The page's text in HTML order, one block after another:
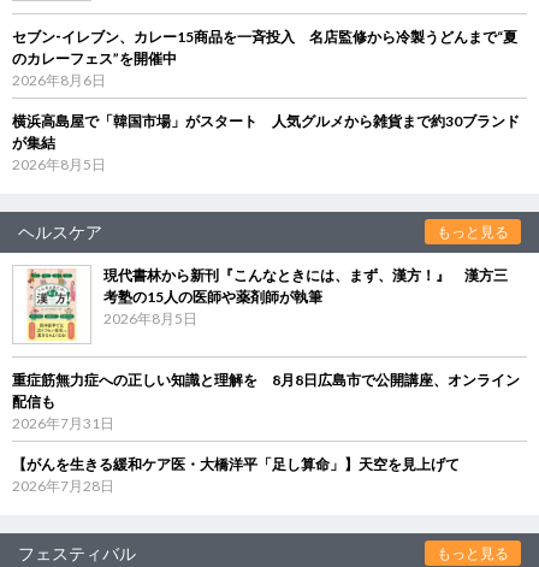
セブン‐イレブン、カレー15商品を一斉投入 名店監修から冷製うどんまで“夏
のカレーフェス”を開催中
2026年8月6日
横浜高島屋で「韓国市場」がスタート 人気グルメから雑貨まで約30ブランド
が集結
2026年8月5日
ヘルスケア もっと見る
現代書林から新刊『こんなときには、まず、漢方！』 漢方三
考塾の15人の医師や薬剤師が執筆
2026年8月5日
重症筋無力症への正しい知識と理解を 8月8日広島市で公開講座、オンライン
配信も
2026年7月31日
【がんを生きる緩和ケア医・大橋洋平「足し算命」】天空を見上げて
2026年7月28日
フェスティバル もっと見る